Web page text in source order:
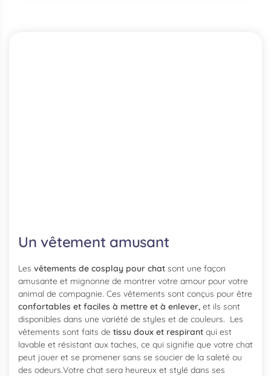
Un vêtement amusant
Les vêtements de cosplay pour chat sont une façon
amusante et mignonne de montrer votre amour pour votre
animal de compagnie. Ces vêtements sont conçus pour être
confortables et faciles à mettre et à enlever, et ils sont
disponibles dans une variété de styles et de couleurs. Les
vêtements sont faits de tissu doux et respirant qui est
lavable et résistant aux taches, ce qui signifie que votre chat
peut jouer et se promener sans se soucier de la saleté ou
des odeurs.Votre chat sera heureux et stylé dans ses